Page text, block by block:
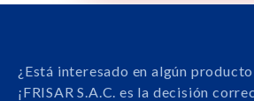
¿Está interesado en algún
¡FRISAR S.A.C. es la decisión